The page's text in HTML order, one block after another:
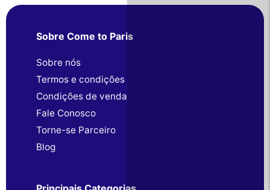
Sobre Come to Paris
Sobre nós
Termos e condições
Condições de venda
Fale Conosco
Torne-se Parceiro
Blog